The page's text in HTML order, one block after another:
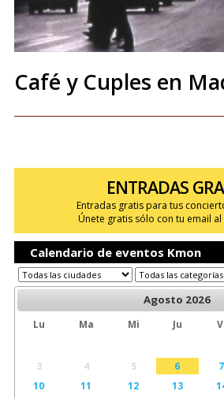
Café y Cuples en
ENTRADAS
Entradas gratis para tus
Únete gratis sólo con tu email al
Calendario de eventos Kmon
Agosto 2026
Lu Ma Mi Ju
3
4 5 6 7
10
11 12 13